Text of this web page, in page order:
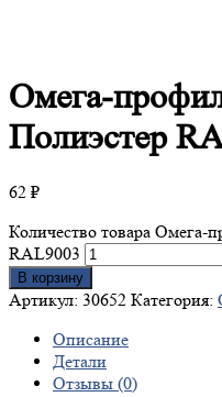
Омега-
Полиэстер
62 ₽
Количество товара
RAL9003
В корзину
Артикул: 30652 Категория:
Описание
Детали
Отзывы (0)